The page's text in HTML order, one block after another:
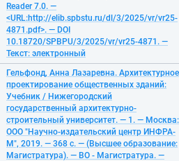
Reader 7.0. —
<URL:http://elib.spbstu.ru/dl/3/2025/vr/vr25-
4871.pdf>. — DOI
10.18720/SPBPU/3/2025/vr/vr25-4871. —
Текст: электронный
Гельфонд, Анна Лазаревна. Архитектурное
проектирование общественных зданий:
Учебник / Нижегородский
государственный архитектурно-
строительный университет. — 1. — Москва:
ООО "Научно-издательский центр ИНФРА-
М", 2019. — 368 с. — (Высшее образование:
Магистратура). — ВО - Магистратура. —